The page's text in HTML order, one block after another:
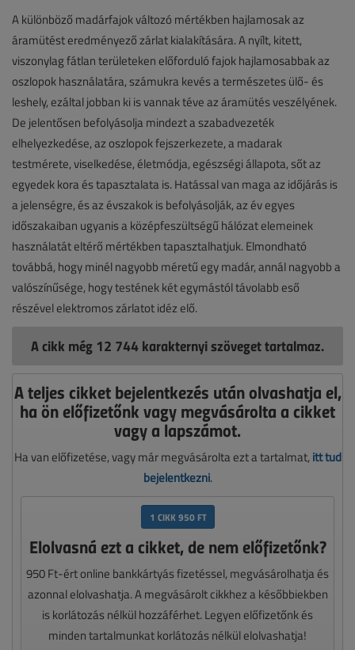
A különböző madárfajok változó mértékben hajlamosak az
áramütést eredményező zárlat kialakítására. A nyílt, kitett,
viszonylag fátlan területeken előforduló fajok hajlamosabbak az
oszlopok használatára, számukra kevés a természetes ülő- és
leshely, ezáltal jobban ki is vannak téve az áramütés veszélyének.
De jelentősen befolyásolja mindezt a szabadvezeték
elhelyezkedése, az oszlopok fejszerkezete, a madarak
testmérete, viselkedése, életmódja, egészségi állapota, sőt az
egyedek kora és tapasztalata is. Hatással van maga az időjárás is
a jelenségre, és az évszakok is befolyásolják, az év egyes
időszakaiban ugyanis a középfeszültségű hálózat elemeinek
használatát eltérő mértékben tapasztalhatjuk. Elmondható
továbbá, hogy minél nagyobb méretű egy madár, annál nagyobb a
valószínűsége, hogy testének két egymástól távolabb eső
részével elektromos zárlatot idéz elő.
A cikk még 12 744 karakternyi szöveget tartalmaz.
A teljes cikket bejelentkezés után olvashatja el,
ha ön előfizetőnk vagy megvásárolta a cikket
vagy a lapszámot.
Ha van előfizetése, vagy már megvásárolta ezt a tartalmat, itt tud
bejelentkezni.
1 CIKK 950 FT
Elolvasná ezt a cikket, de nem előfizetőnk?
950 Ft-ért online bankkártyás fizetéssel, megvásárolhatja és
azonnal elolvashatja. A megvásárolt cikkhez a későbbiekben
is korlátozás nélkül hozzáférhet. Legyen előfizetőnk és
minden tartalmunkat korlátozás nélkül elolvashatja!